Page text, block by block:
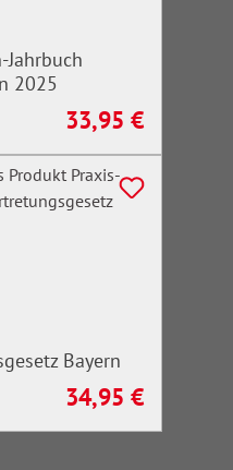
Jahrbuch
2025
Regulärer Preis:
33,95 €
Bayern
Regulärer Preis:
34,95 €